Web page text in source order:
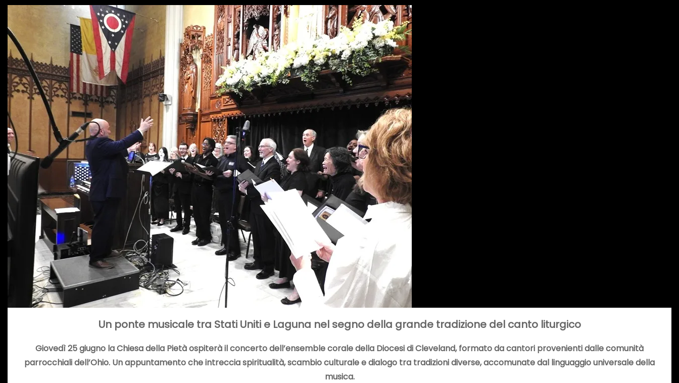
Un ponte musicale tra Stati Uniti e Laguna nel segno della grande tradizione del canto liturgico
Giovedì 25 giugno la Chiesa della Pietà ospiterà il concerto dell’ensemble corale della Diocesi di Cleveland, formato da cantori provenienti dalle comunità
parrocchiali dell’Ohio. Un appuntamento che intreccia spiritualità, scambio culturale e dialogo tra tradizioni diverse, accomunate dal linguaggio universale della
musica.